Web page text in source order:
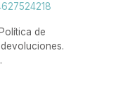
de
.